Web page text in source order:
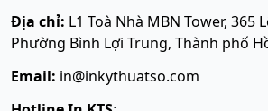
Địa chỉ: L1 Toà Nhà MBN Tower, 365
Phường Bình Lợi Trung, Thành phố
Email: in@inkythuatso.com